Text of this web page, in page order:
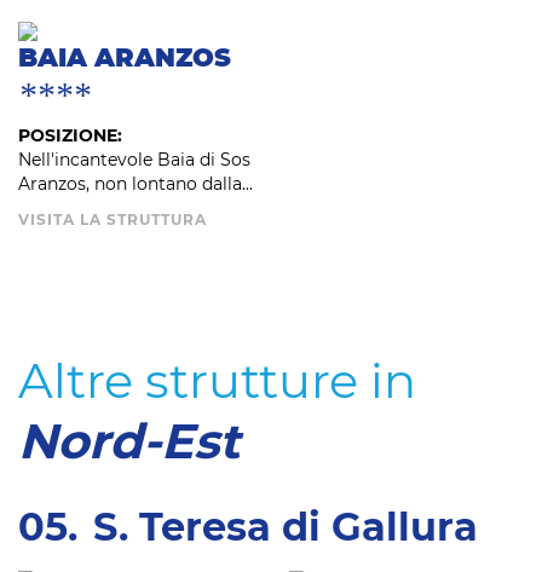
BAIA ARANZOS
****
POSIZIONE:
Nell'incantevole Baia di Sos
Aranzos, non lontano dalla...
VISITA LA STRUTTURA
Altre strutture in
Nord-Est
05. S. Teresa di Gallura